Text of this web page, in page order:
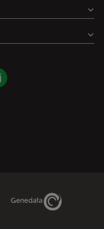
Genedata Link